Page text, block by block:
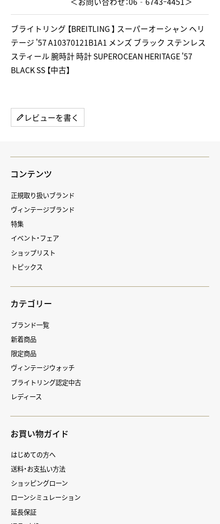
ブライトリング 【BREITLING 】 スーパーオーシャン ヘリ
テージ '57 A10370121B1A1 メンズ ブラック ステンレス
スティール 腕時計 時計 SUPEROCEAN HERITAGE '57
BLACK SS 【中古】
レビューを書く
コンテンツ
正規取り扱いブランド
ヴィンテージブランド
特集
イベント・フェア
ショップリスト
トピックス
カテゴリー
ブランド一覧
新着商品
限定商品
ヴィンテージウォッチ
ブライトリング認定中古
レディース
お買い物ガイド
はじめての方へ
送料・お支払い方法
ショッピングローン
ローンシミュレーション
延長保証